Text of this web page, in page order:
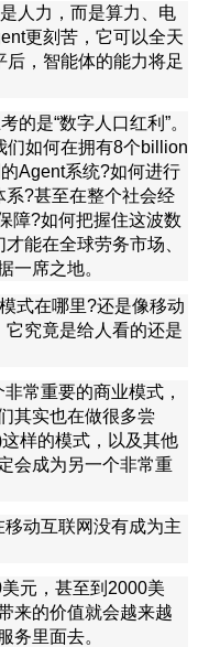
人力，而是算力、电
更刻苦，它可以全天
，智能体的能力将足
的是“数字人口红利”。
们如何在拥有8个billion
Agent系统?如何进行
?甚至在整个社会经
障?如何把握住这波数
能在全球劳务市场、
一席之地。
式在哪里?还是像移动
究竟是给人看的还是
常重要的商业模式，
其实也在做很多尝
样的模式，以及其他
会成为另一个非常重
动互联网没有成为主
元，甚至到2000美
来的价值就会越来越
务里面去。